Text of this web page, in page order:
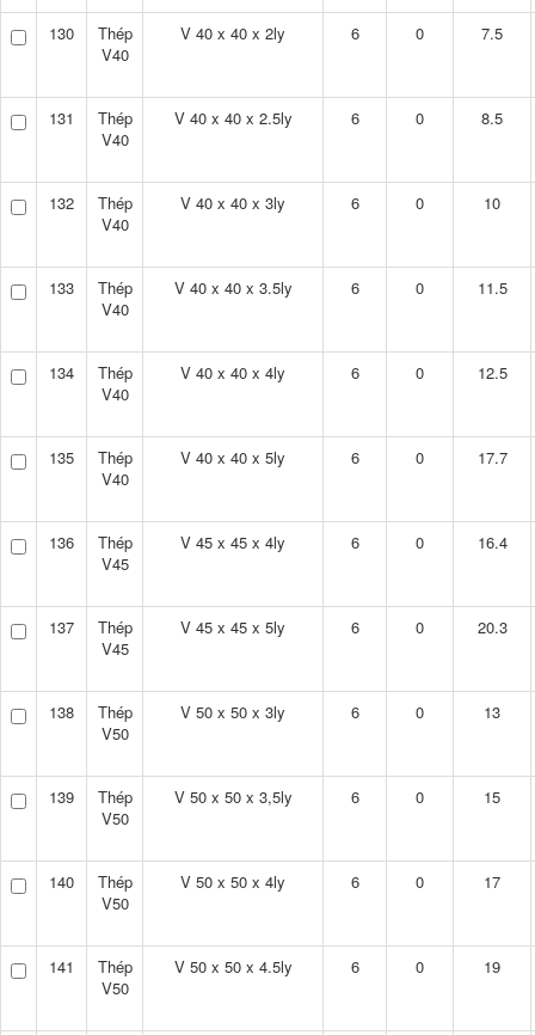
130
Thép
V40
V 40 x 40 x 2ly 6 0 7.5
131
Thép
V40
V 40 x 40 x 2.5ly 6 0 8.5
132
Thép
V40
V 40 x 40 x 3ly 6 0 10
133
Thép
V40
V 40 x 40 x 3.5ly 6 0 11.5
134
Thép
V40
V 40 x 40 x 4ly 6 0 12.5
135
Thép
V40
V 40 x 40 x 5ly 6 0 17.7
136
Thép
V45
V 45 x 45 x 4ly 6 0 16.4
137
Thép
V45
V 45 x 45 x 5ly 6 0 20.3
138
Thép
V50
V 50 x 50 x 3ly 6 0 13
139
Thép
V50
V 50 x 50 x 3,5ly 6 0 15
140
Thép
V50
V 50 x 50 x 4ly 6 0 17
141
Thép
V50
V 50 x 50 x 4.5ly 6 0 19